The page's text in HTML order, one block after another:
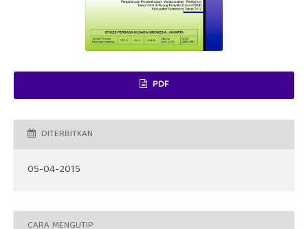
PDF
DITERBITKAN
05-04-2015
CARA MENGUTIP